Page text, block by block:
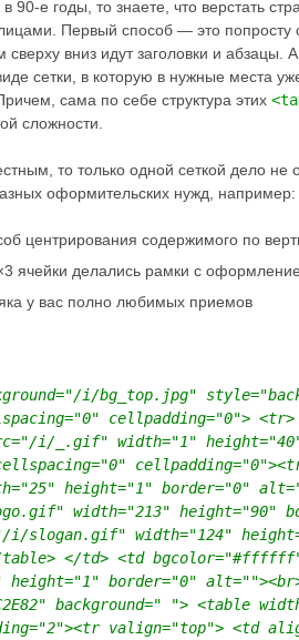
90-е годы, то знаете, что верстать
Первый способ — это попросту
сверху вниз идут заголовки и абзацы.
сетки, в которую в нужные места
сама по себе структура этих
сложности.
то только одной сеткой дело не
оформительских нужд, например:
центрирования содержимого по
ячейки делались рамки с
у вас полно любимых приемов
i/bg_top.jpg"
cellpadding="0"> <tr>
i/_.gif" width="1"
height="1" border="0"
width="213" height="90"
i/slogan.gif" width="124"
</td> <td bgcolor="#ffffff"
border="0"
background=" "> <table
valign="top"> <td